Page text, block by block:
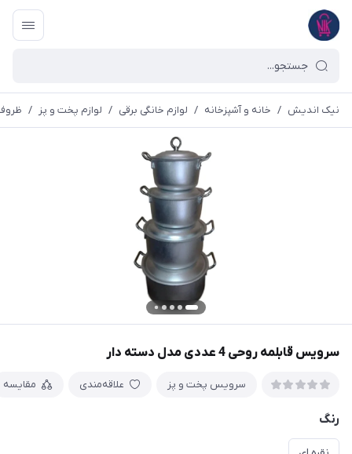
نیک اندیش / خانه و آشپزخانه / لوازم خانگی برقی / لوازم پخت و پز /
سرویس قابلمه روحی 4 عددی مدل دسته دار
سرویس پخت و پز علاقه‌مندی مقایسه
رنگ